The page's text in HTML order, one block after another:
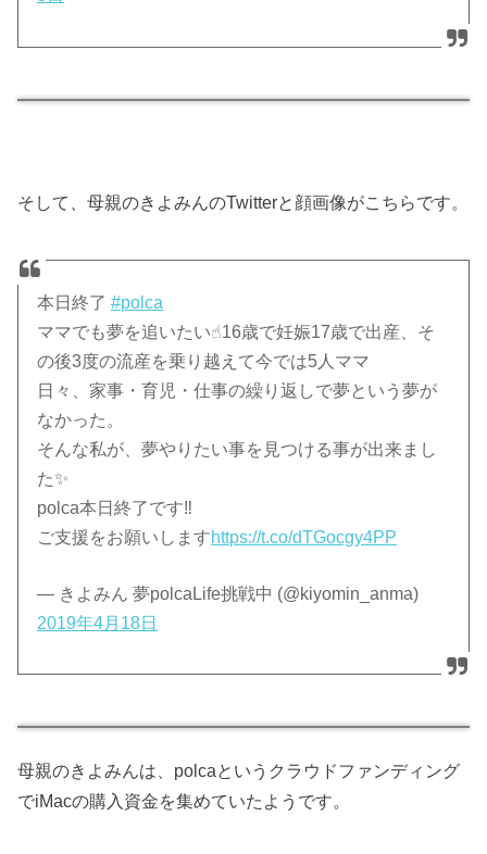
そして、母親のきよみんのTwitterと顔画像がこちらです。
本日終了#polca
ママでも夢を追いたい☝︎16歳で妊娠17歳で出産、そ
の後3度の流産を乗り越えて今では5人ママ
日々、家事・育児・仕事の繰り返しで夢という夢が
なかった。
そんな私が、夢やりたい事を見つける事が出来まし
た✨
polca本日終了です‼️
ご支援をお願いしますhttps://t.co/dTGocgy4PP
— きよみん 夢polcaLife挑戦中 (@kiyomin_anma)
2019年4月18日
母親のきよみんは、polcaというクラウドファンディング
でiMacの購入資金を集めていたようです。